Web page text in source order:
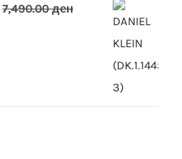
7,490.00ден